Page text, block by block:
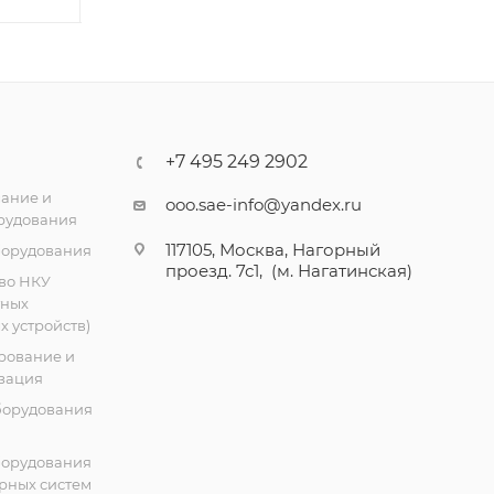
и
НКУ
устройств)
и
систем
+7 495 249 2902
ooo.sae-info@yandex.ru
117105, Москва, Нагорный
проезд. 7с1, (м. Нагатинская)